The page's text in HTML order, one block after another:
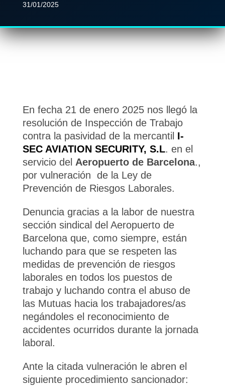
31/01/2025
En fecha 21 de enero 2025 nos llegó la
resolución de Inspección de Trabajo
contra la pasividad de la mercantil I-
SEC AVIATION SECURITY, S.L. en el
servicio del Aeropuerto de Barcelona.,
por vulneración de la Ley de
Prevención de Riesgos Laborales.
Denuncia gracias a la labor de nuestra
sección sindical del Aeropuerto de
Barcelona que, como siempre, están
luchando para que se respeten las
medidas de prevención de riesgos
laborales en todos los puestos de
trabajo y luchando contra el abuso de
las Mutuas hacia los trabajadores/as
negándoles el reconocimiento de
accidentes ocurridos durante la jornada
laboral.
Ante la citada vulneración le abren el
siguiente procedimiento sancionador: